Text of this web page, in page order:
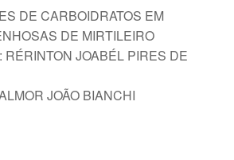
DE CARBOIDRATOS EM
DE MIRTILEIRO
RÉRINTON JOABÉL PIRES DE
JOÃO BIANCHI